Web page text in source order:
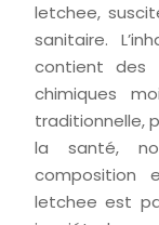
letchee,
sanitaire.
contient des
chimiques
traditionnelle,
la santé,
composition
letchee est